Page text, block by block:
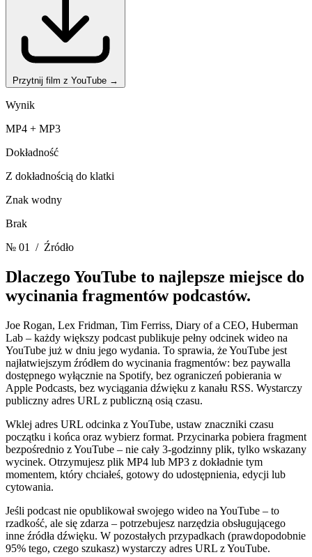
Przytnij film z YouTube →
Wynik
MP4 + MP3
Dokładność
Z dokładnością do klatki
Znak wodny
Brak
№ 01
/ Źródło
Dlaczego YouTube to najlepsze miejsce do
wycinania fragmentów podcastów.
Joe Rogan, Lex Fridman, Tim Ferriss, Diary of a CEO, Huberman
Lab – każdy większy podcast publikuje pełny odcinek wideo na
YouTube już w dniu jego wydania. To sprawia, że YouTube jest
najłatwiejszym źródłem do wycinania fragmentów: bez paywalla
dostępnego wyłącznie na Spotify, bez ograniczeń pobierania w
Apple Podcasts, bez wyciągania dźwięku z kanału RSS. Wystarczy
publiczny adres URL z publiczną osią czasu.
Wklej adres URL odcinka z YouTube, ustaw znaczniki czasu
początku i końca oraz wybierz format. Przycinarka pobiera fragment
bezpośrednio z YouTube – nie cały 3-godzinny plik, tylko wskazany
wycinek. Otrzymujesz plik MP4 lub MP3 z dokładnie tym
momentem, który chciałeś, gotowy do udostępnienia, edycji lub
cytowania.
Jeśli podcast nie opublikował swojego wideo na YouTube – to
rzadkość, ale się zdarza – potrzebujesz narzędzia obsługującego
inne źródła dźwięku. W pozostałych przypadkach (prawdopodobnie
95% tego, czego szukasz) wystarczy adres URL z YouTube.